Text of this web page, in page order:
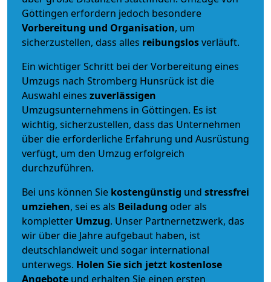
Göttingen erfordern jedoch besondere
Vorbereitung und Organisation, um
sicherzustellen, dass alles reibungslosverläuft.
Ein wichtiger Schritt bei der Vorbereitung eines
Umzugs nach Stromberg Hunsrück ist die
Auswahl eines zuverlässigen
Umzugsunternehmens in Göttingen. Es ist
wichtig, sicherzustellen, dass das Unternehmen
über die erforderliche Erfahrung und Ausrüstung
verfügt, um den Umzug erfolgreich
durchzuführen.
Bei uns können Sie kostengünstig und stressfrei
umziehen, sei es als Beiladung oder als
kompletter Umzug. Unser Partnernetzwerk, das
wir über die Jahre aufgebaut haben, ist
deutschlandweit und sogar international
unterwegs. Holen Sie sich jetzt kostenlose
Angebote und erhalten Sie einen ersten